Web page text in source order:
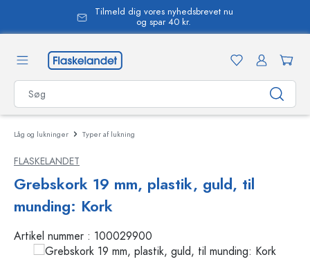
Tilmeld dig vores nyhedsbrevet nu
og spar 40 kr.
Låg og lukninger Typer af lukning
FLASKELANDET
Grebskork 19 mm, plastik, guld, til
munding: Kork
Artikel nummer : 100029900